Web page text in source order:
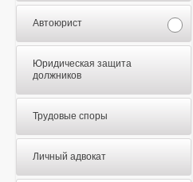
Автоюрист
Юридическая защита
должников
Трудовые споры
Личный адвокат